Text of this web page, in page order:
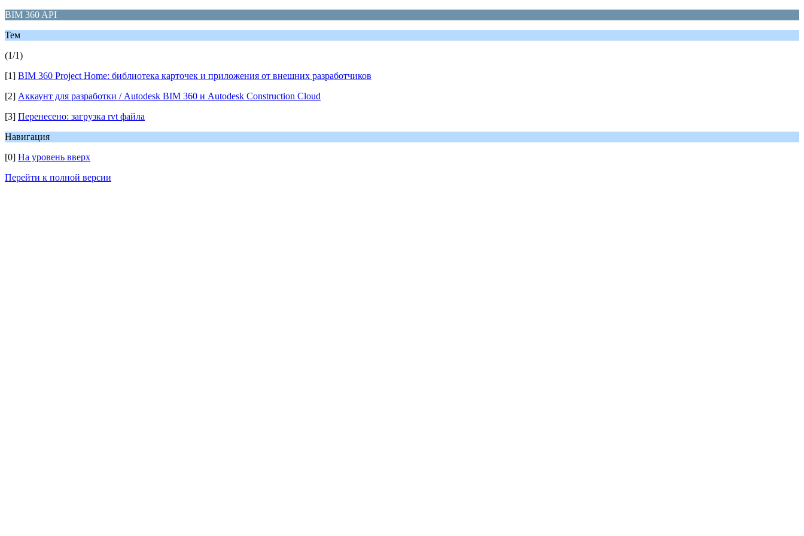
BIM 360 API
Тем
(1/1)
[1] BIM 360 Project Home: библиотека карточек и приложения от внешних разработчиков
[2] Аккаунт для разработки / Autodesk BIM 360 и Autodesk Construction Cloud
[3] Перенесено: загрузка rvt файла
Навигация
[0] На уровень вверх
Перейти к полной версии